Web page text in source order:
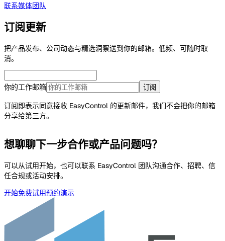
联系媒体团队
订阅更新
把产品发布、公司动态与精选洞察送到你的邮箱。低频、可随时取
消。
你的工作邮箱 订阅
订阅即表示同意接收 EasyControl 的更新邮件，我们不会把你的邮箱
分享给第三方。
想聊聊下一步合作或产品问题吗？
可以从试用开始，也可以联系 EasyControl 团队沟通合作、招聘、信
任合规或活动安排。
开始免费试用预约演示